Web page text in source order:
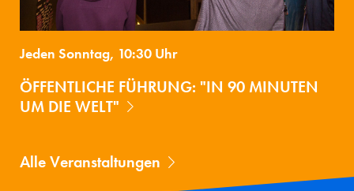
Jeden Sonntag, 10:30 Uhr
ÖFFENTLICHE FÜHRUNG: "IN 90 MINUTEN
UM DIE WELT"
Alle Veranstaltungen